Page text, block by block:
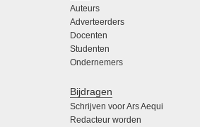
Auteurs
Adverteerders
Docenten
Studenten
Ondernemers
Bijdragen
Schrijven voor Ars Aequi
Redacteur worden